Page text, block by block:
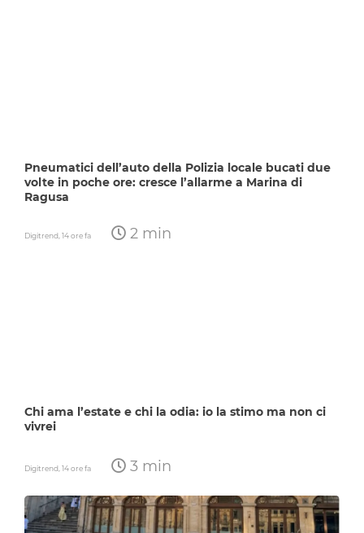
Pneumatici dell’auto della Polizia locale bucati due
volte in poche ore: cresce l’allarme a Marina di
Ragusa
Digitrend,14 ore fa 2 min
Chi ama l’estate e chi la odia: io la stimo ma non ci
vivrei
Digitrend,14 ore fa 3 min